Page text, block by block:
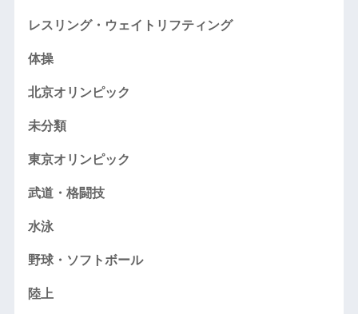
レスリング・ウェイトリフティング
体操
北京オリンピック
未分類
東京オリンピック
武道・格闘技
水泳
野球・ソフトボール
陸上